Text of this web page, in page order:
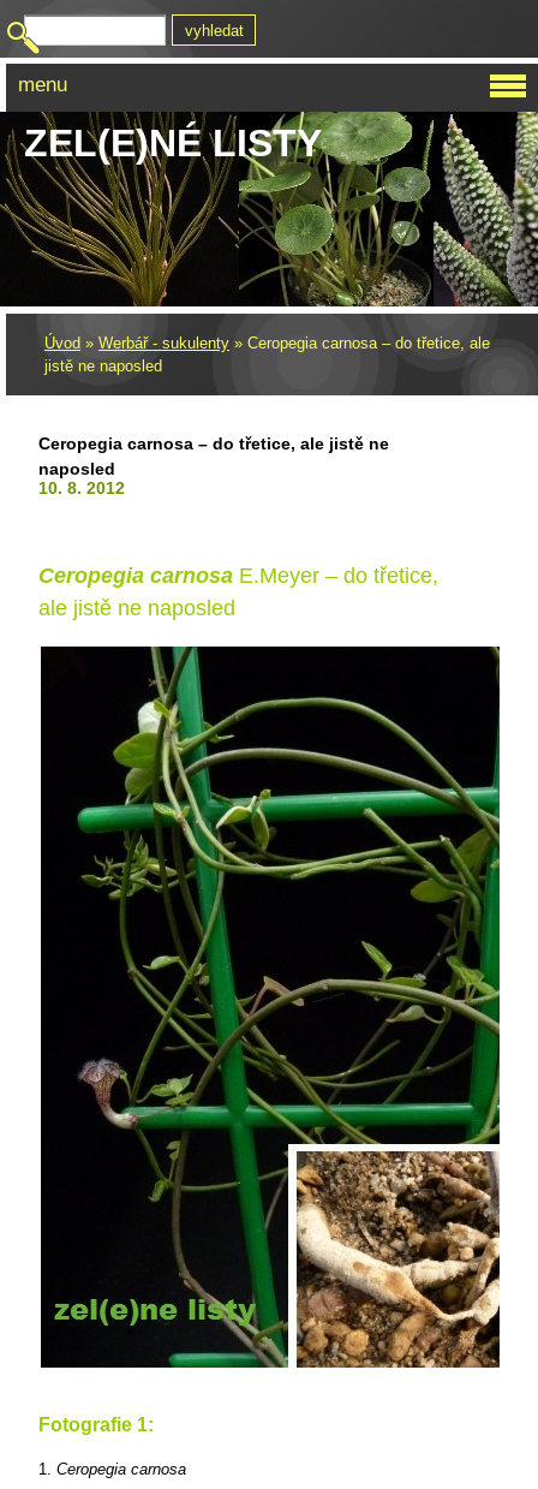
ZEL(E)NÉ LISTY
Úvod » Werbář - sukulenty » Ceropegia carnosa – do třetice, ale
jistě ne naposled
Ceropegia carnosa – do třetice, ale jistě ne
naposled
10. 8. 2012
Ceropegia carnosa E.Meyer – do třetice,
ale jistě ne naposled
Fotografie 1:
1. Ceropegia carnosa
menu